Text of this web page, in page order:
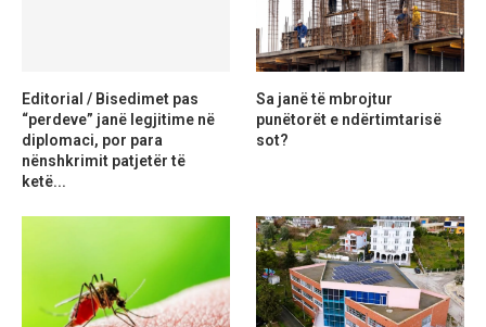
Editorial / Bisedimet pas
“perdeve” janë legjitime në
diplomaci, por para
nënshkrimit patjetër të
ketë...
Sa janë të mbrojtur
punëtorët e ndërtimtarisë
sot?